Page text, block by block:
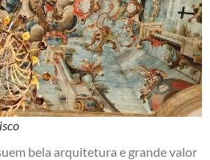
bela arquitetura e grande valor